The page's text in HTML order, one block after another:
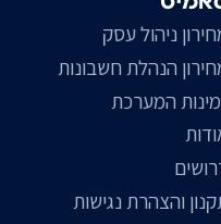
ניהול עסק
הנהלת חשבונות
המערכת
והצהרת נגישות